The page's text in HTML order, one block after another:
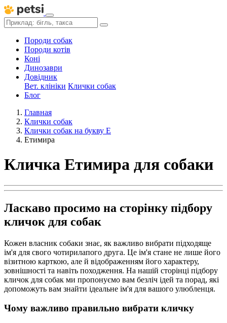
Породи собак
Породи котів
Коні
Динозаври
Довідник
Вет. клініки Клички собак
Блог
Главная
Клички собак
Клички собак на букву Е
Етимира
Кличка Етимира для собаки
Ласкаво просимо на сторінку підбору
кличок для собак
Кожен власник собаки знає, як важливо вибрати підходяще
ім'я для свого чотирилапого друга. Це ім'я стане не лише його
візитною карткою, але й відображенням його характеру,
зовнішності та навіть походження. На нашій сторінці підбору
кличок для собак ми пропонуємо вам безліч ідей та порад, які
допоможуть вам знайти ідеальне ім'я для вашого улюбленця.
Чому важливо правильно вибрати кличку